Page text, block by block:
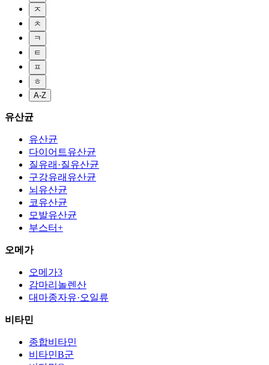
ㅈ
ㅊ
ㅋ
ㅌ
ㅍ
ㅎ
A-Z
유산균
유산균
다이어트유산균
질유래·질유산균
구강유래유산균
뇌유산균
코유산균
모발유산균
부스터+
오메가
오메가3
감마리놀렌산
대마종자유·오일류
비타민
종합비타민
비타민B군